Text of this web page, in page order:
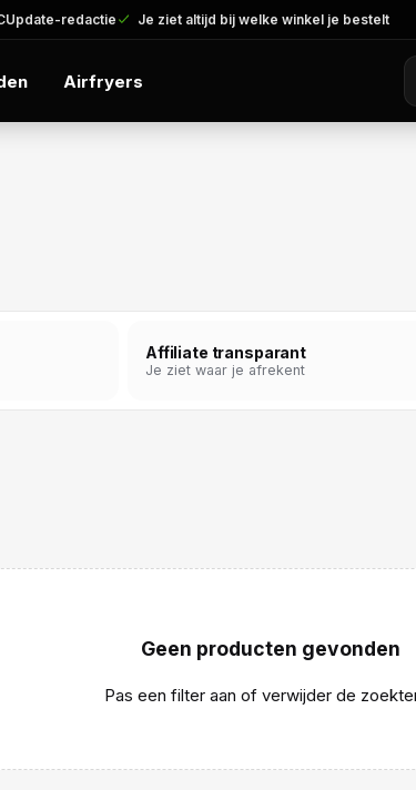
redactie Je ziet altijd bij welke winkel je bestelt
Airfryers
Affiliate transparant
Je ziet waar je afrekent
Geen producten gevonden
Pas een filter aan of verwijder de